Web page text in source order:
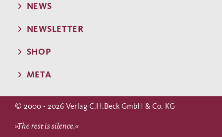
NEWS
NEWSLETTER
SHOP
META
© 2000 - 2026 Verlag C.H.Beck GmbH & Co. KG
»The rest is silence.«